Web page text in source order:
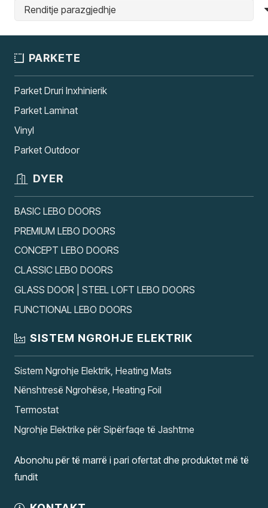
PARKETE
Parket Druri Inxhinierik
Parket Laminat
Vinyl
Parket Outdoor
DYER
BASIC LEBO DOORS
PREMIUM LEBO DOORS
CONCEPT LEBO DOORS
CLASSIC LEBO DOORS
GLASS DOOR | STEEL LOFT LEBO DOORS
FUNCTIONAL LEBO DOORS
SISTEM NGROHJE ELEKTRIK
Sistem Ngrohje Elektrik, Heating Mats
Nënshtresë Ngrohëse, Heating Foil
Termostat
Ngrohje Elektrike për Sipërfaqe të Jashtme
Abonohu për të marrë i pari ofertat dhe produktet më të
fundit